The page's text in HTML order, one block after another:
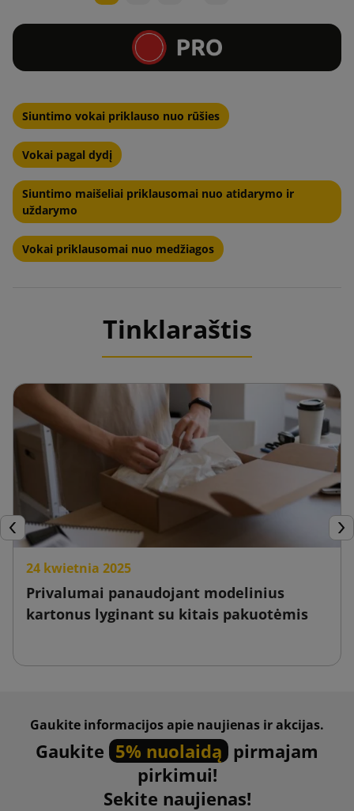
Siuntimo vokai priklauso nuo rūšies
Vokai pagal dydį
Siuntimo maišeliai priklausomai nuo atidarymo ir
uždarymo
Vokai priklausomai nuo medžiagos
Tinklaraštis
Ankstesnis
24 kwietnia 2025
Privalumai panaudojant modelinius
kartonus lyginant su kitais pakuotėmis
Gaukite informacijos apie naujienas ir akcijas.
Gaukite 5% nuolaidą pirmajam
pirkimui!
Sekite naujienas!